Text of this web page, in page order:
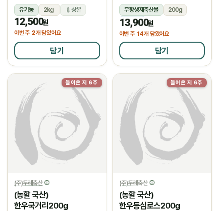
유기농 2kg 상온
12,500원
이번 주 2개 담았어요
담기
무항생제축산물
200g
냉장
13,900원
이번 주 14개 담았어요
담기
들어온 지 6주
(주)두레축산
(농할 국산)
한우국거리200g
들어온 지 6주
(주)두레축산
(농할 국산)
한우등심로스200g